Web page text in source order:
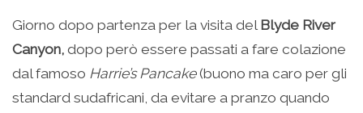
Giorno dopo partenza per la visita del Blyde River
Canyon, dopo però essere passati a fare colazione
dal famoso Harrie’s Pancake(buono ma caro per gli
standard sudafricani, da evitare a pranzo quando